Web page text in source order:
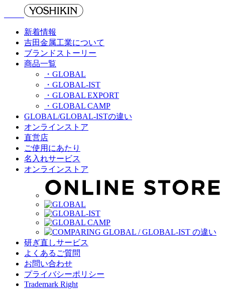
新着情報
吉田金属工業について
ブランドストーリー
商品一覧
・GLOBAL
・GLOBAL-IST
・GLOBAL EXPORT
・GLOBAL CAMP
GLOBAL/GLOBAL-ISTの違い
オンラインストア
直営店
ご使用にあたり
名入れサービス
オンラインストア
研ぎ直しサービス
よくあるご質問
お問い合わせ
プライバシーポリシー
Trademark Right